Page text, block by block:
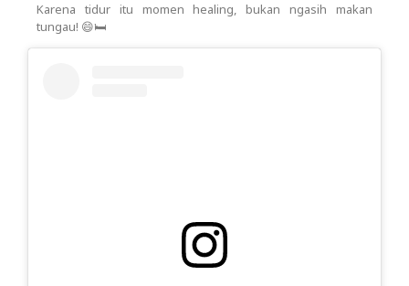
Karena tidur itu momen healing, bukan ngasih makan
tungau! 😄🛏️